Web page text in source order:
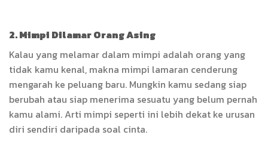
2. Mimpi Dilamar Orang Asing
Kalau yang melamar dalam mimpi adalah orang yang
tidak kamu kenal, makna mimpi lamaran cenderung
mengarah ke peluang baru. Mungkin kamu sedang siap
berubah atau siap menerima sesuatu yang belum pernah
kamu alami. Arti mimpi seperti ini lebih dekat ke urusan
diri sendiri daripada soal cinta.